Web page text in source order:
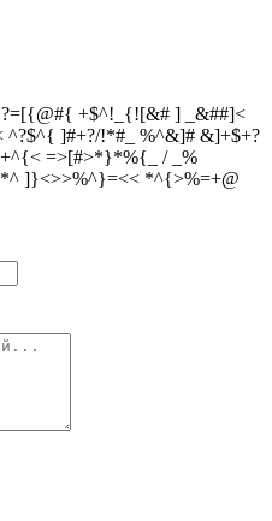
+$^!_{![&# ] _&##]<
]#+?/!*#_ %^&]# &]+$+?
=>[#>*}*%{_ / _%
]}<>>%^}=<< *^{>%=+@